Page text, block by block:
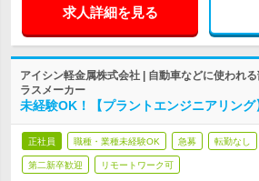
求人詳細を見る
アイシン軽金属株式会社 | 自動車などに使われ
ラスメーカー
未経験OK！【プラントエンジニアリン
正社員 職種・業種未経験OK 急募 転勤なし
第二新卒歓迎 リモートワーク可